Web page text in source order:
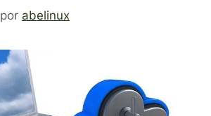
por abelinux